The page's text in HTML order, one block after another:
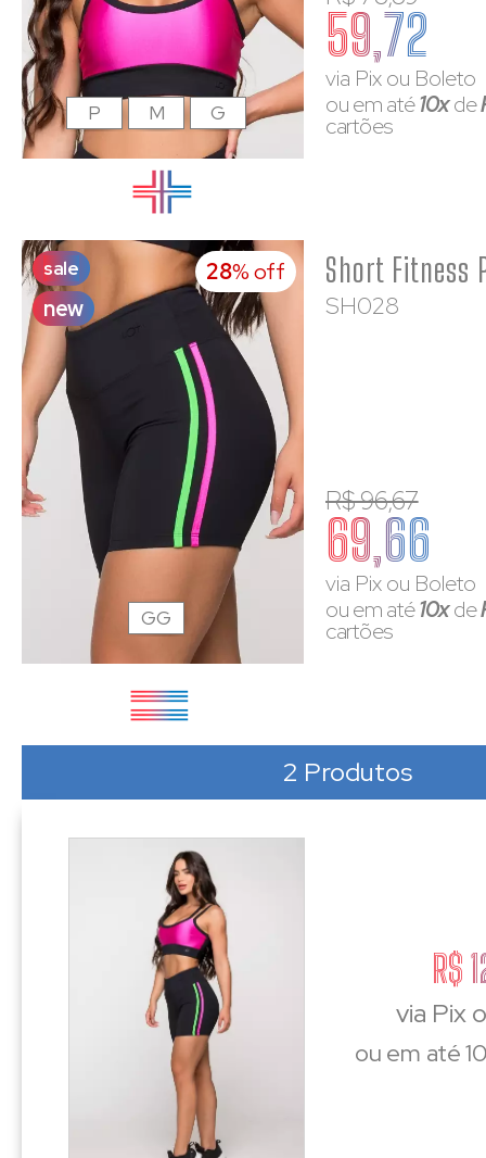
59,72
via Pix ou Boleto
ou em até10xde
cartões
P M G
sale
new
28% off
SH028
R$ 96,67
69,66
via Pix ou Boleto
ou em até10xde
cartões
GG
2 Produtos
R$
via Pix
ou em até